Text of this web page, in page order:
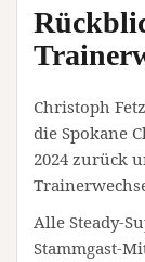
Christoph
die Spokane
2024 zurück
Alle Steady-
Stammgast-